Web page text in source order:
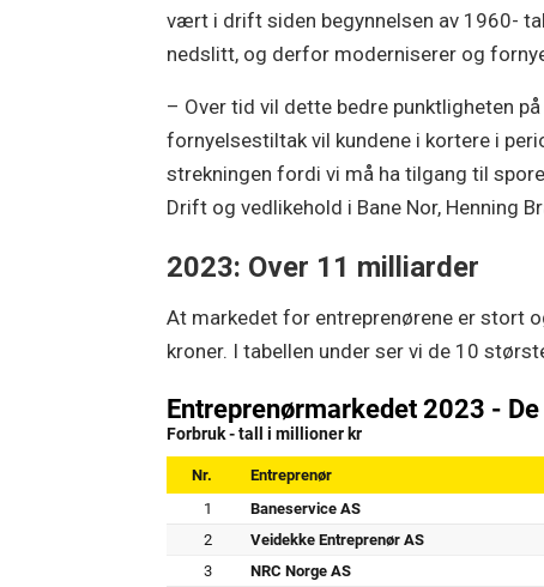
vært i drift siden begynnelsen av 1960-
nedslitt, og derfor moderniserer og
– Over tid vil dette bedre punktligheten
fornyelsestiltak vil kundene i kortere i
strekningen fordi vi må ha tilgang til
Drift og vedlikehold i Bane Nor, Henning
2023: Over 11 milliarder
At markedet for entreprenørene er stort
kroner. I tabellen under ser vi de 10